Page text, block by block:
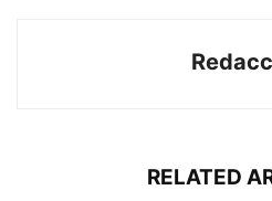
RELATED